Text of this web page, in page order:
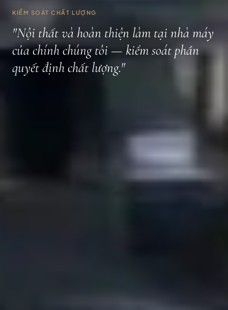
KIỂM SOÁT CHẤT LƯỢNG
"Nội thất và hoàn thiện làm tại nhà máy
của chính chúng tôi — kiểm soát phần
quyết định chất lượng."